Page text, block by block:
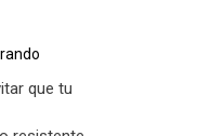
que tu